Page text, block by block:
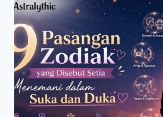
TEMPAT
KERJA,
PRESTASI
MULAI
DIAKUI